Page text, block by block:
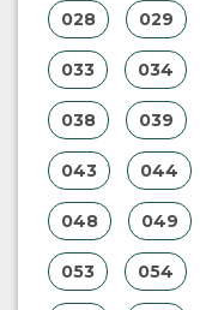
028 029
033 034
038 039
043 044
048 049
053 054